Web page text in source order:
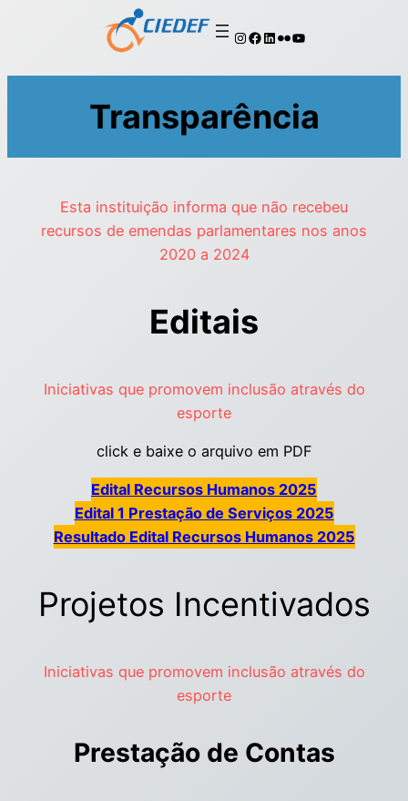
Transparência
Esta instituição informa que não recebeu
recursos de emendas parlamentares nos anos
2020 a 2024
Editais
Iniciativas que promovem inclusão através do
esporte
click e baixe o arquivo em PDF
Edital Recursos Humanos 2025
Edital 1 Prestação de Serviços 2025
Resultado Edital Recursos Humanos 2025
Projetos Incentivados
Iniciativas que promovem inclusão através do
esporte
Prestação de Contas